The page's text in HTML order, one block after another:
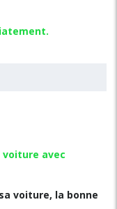
avec
voiture, la bonne